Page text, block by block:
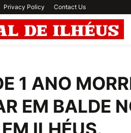
Privacy Policy Contact Us
1 ANO
EM BALDE